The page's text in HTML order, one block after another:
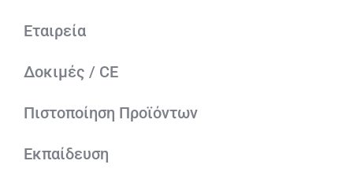
Εταιρεία
Δοκιμές / CE
Πιστοποίηση Προϊόντων
Εκπαίδευση